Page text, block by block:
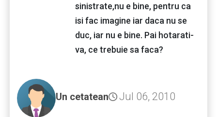
sinistrate,nu e bine, pentru ca
isi fac imagine iar daca nu se
duc, iar nu e bine. Pai hotarati-
va, ce trebuie sa faca?
Un cetatean Jul 06, 2010